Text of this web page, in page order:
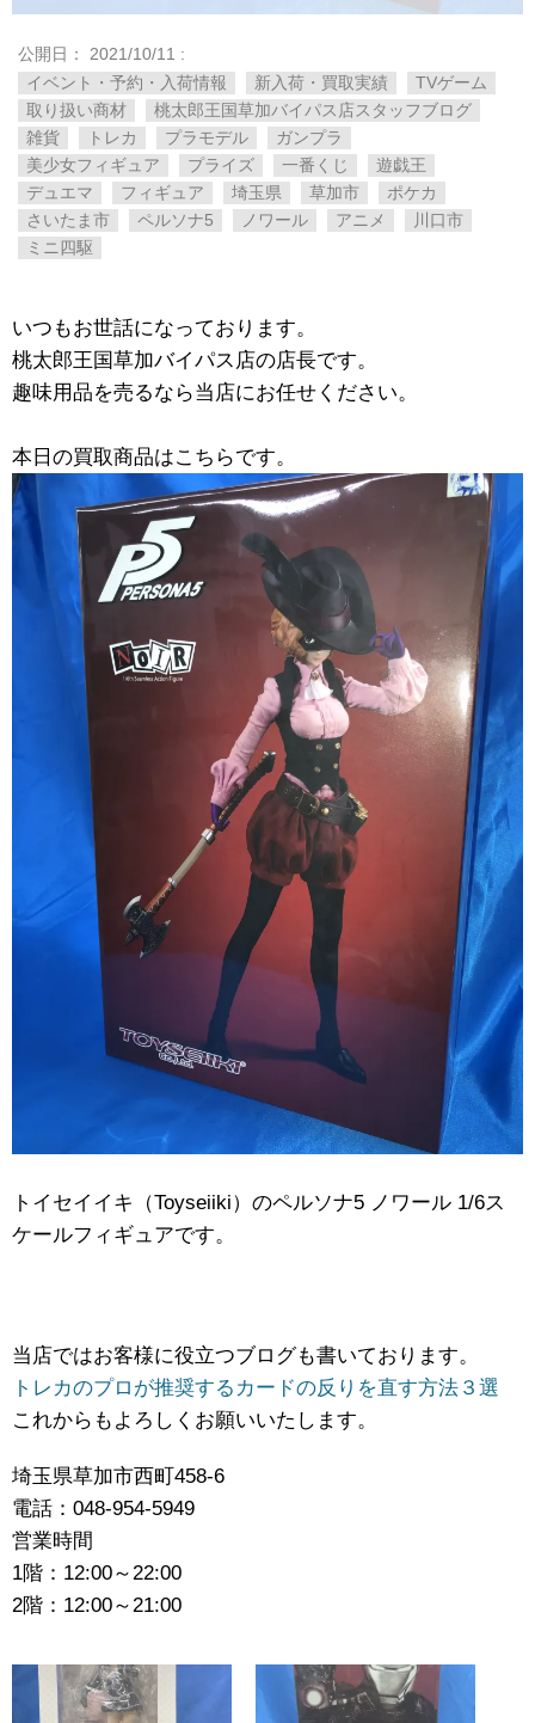
公開日： 2021/10/11 :
イベント・予約・入荷情報
新入荷・買取実績
TVゲーム
取り扱い商材
桃太郎王国草加バイパス店スタッフブログ
雑貨
トレカ プラモデル
ガンプラ
美少女フィギュア
プライズ 一番くじ
遊戯王
デュエマ
フィギュア 埼玉県 草加市
ポケカ
さいたま市
ペルソナ5 ノワール アニメ
川口市
ミニ四駆
いつもお世話になっております。
桃太郎王国草加バイパス店の店長です。
趣味用品を売るなら当店にお任せください。
本日の買取商品はこちらです。
トイセイイキ（Toyseiiki）のペルソナ5 ​ノワール ​1/6ス
ケールフィギュアです。
当店ではお客様に役立つブログも書いております。
トレカのプロが推奨するカードの反りを直す方法３選
これからもよろしくお願いいたします。
埼玉県草加市西町458-6
電話：048-954-5949
営業時間
1階：12:00～22:00
2階：12:00～21:00